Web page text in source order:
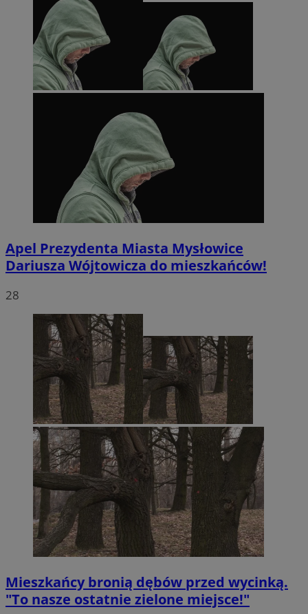
Apel Prezydenta Miasta Mysłowice
Dariusza Wójtowicza do mieszkańców!
28
Mieszkańcy bronią dębów przed wycinką.
"To nasze ostatnie zielone miejsce!"